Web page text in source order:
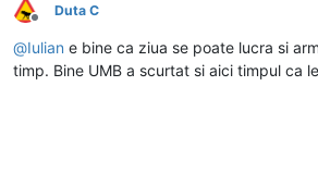
Deconectat
Duta C
@Iulian e bine ca ziua se poate lucra si
timp. Bine UMB a scurtat si aici timpul ca